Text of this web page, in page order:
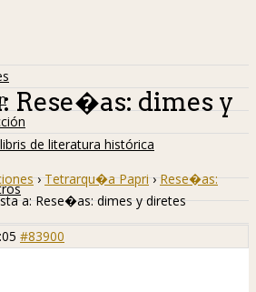
de literatura histórica
Rese�as: dimes y
› Tetrarqu�a Papri › Rese�as:
a: Rese�as: dimes y diretes
#83900